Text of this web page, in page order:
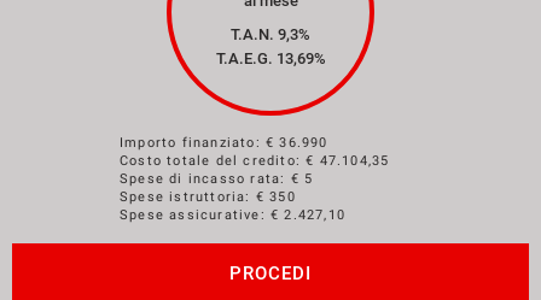
T.A.N. 9,3%
T.A.E.G. 13,69%
Importo finanziato: €36.990
Costo totale del credito: € 47.104,35
Spese di incasso rata: € 5
Spese istruttoria: € 350
Spese assicurative: €2.427,10
PROCEDI